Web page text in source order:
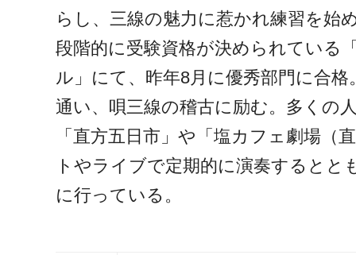
らし、三線の魅力に惹かれ練習を始
段階的に受験資格が決められている
ル」にて、昨年8月に優秀部門に合
通い、唄三線の稽古に励む。多くの
「直方五日市」や「塩カフェ劇場（
トやライブで定期的に演奏するとと
に行っている。